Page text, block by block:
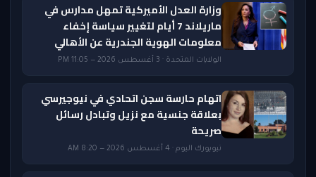
وزارة العدل الأميركية تمهل مدارس في
ماريلاند 7 أيام لتغيير سياسة إخفاء
معلومات الهوية الجندرية عن الأهالي
الولايات المتحدة · 3 أغسطس 2026 — 11:05 PM
اتهام حارسة سجن اتحادي في نيوجيرسي
بعلاقة جنسية مع نزيل وتبادل رسائل
صريحة
نيويورك اليوم · 4 أغسطس 2026 — 8:20 AM